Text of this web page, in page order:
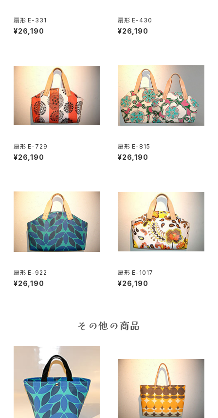
扇形 E-331
¥26,190
扇形 E-430
¥26,190
扇形 E-729
¥26,190
扇形 E-815
¥26,190
扇形 E-922
¥26,190
扇形 E-1017
¥26,190
その他の商品